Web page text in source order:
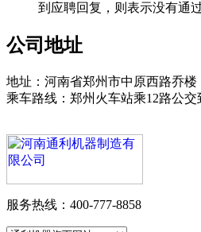
到应聘回复，则表示没有通过
公司地址
地址：河南省郑州市中原西路乔楼
乘车路线：郑州火车站乘12路公
服务热线：400-777-8858